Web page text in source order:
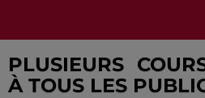
PLUSIEURS
À TOUS LES